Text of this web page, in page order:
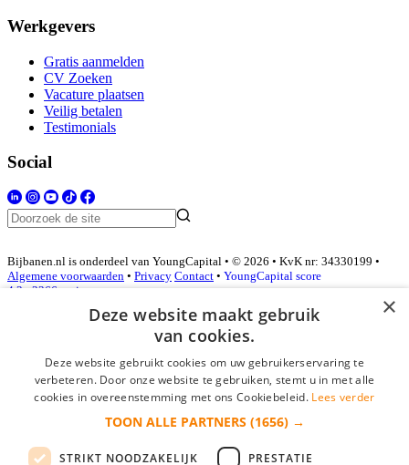
Werkgevers
Gratis aanmelden
CV Zoeken
Vacature plaatsen
Veilig betalen
Testimonials
Social
Bijbanen.nl is onderdeel van YoungCapital • © 2026 • KvK nr: 34330199 •
Algemene voorwaarden • Privacy Contact • YoungCapital score
4.3 - 3366 reviews
Inloggen als bedrijf
*
×
Deze website maakt gebruik
van cookies.
Deze website gebruikt cookies om uw gebruikerservaring te
verbeteren. Door onze website te gebruiken, stemt u in met alle
cookies in overeenstemming met ons Cookiebeleid. Lees verder
TOON ALLE PARTNERS (1656) →
STRIKT NOODZAKELIJK PRESTATIE